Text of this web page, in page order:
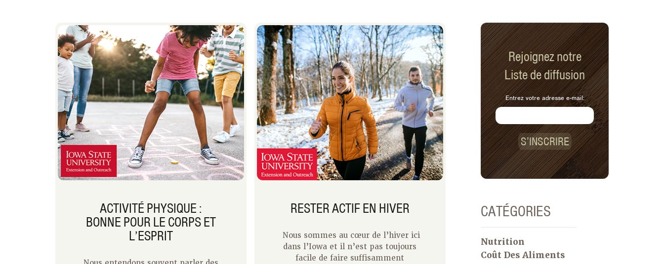
ACTIVITÉ PHYSIQUE :
BONNE POUR LE CORPS ET
L’ESPRIT
RESTER ACTIF EN HIVER
Nous sommes au cœur de l’hiver ici
dans l’Iowa et il n’est pas toujours
facile de faire suffisamment
Rejoignez notre
Liste de diffusion
Entrez votre adresse e-mail:
S’INSCRIRE
CATÉGORIES
Nutrition
Coût Des Aliments